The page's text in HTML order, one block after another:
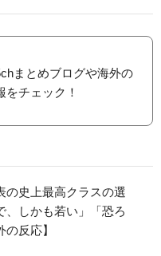
まとめブログや海外の
をチェック！
の史上最高クラスの選
、しかも若い」「恐ろ
反応】